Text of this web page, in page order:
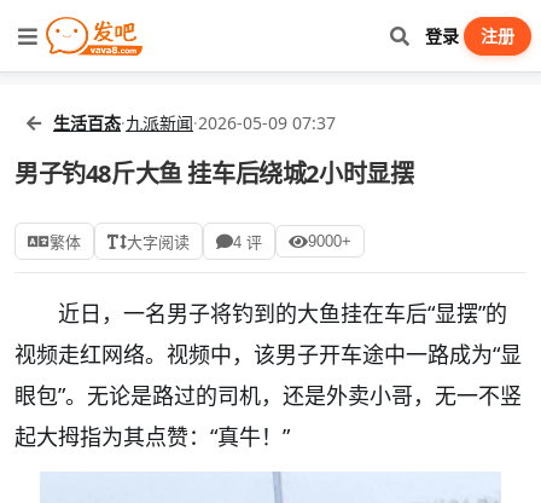
登录 注册
生活百态·九派新闻·2026-05-09 07:37
男子钓48斤大鱼 挂车后绕城2小时显摆
繁体 大字阅读 4 评 9000+
近日，一名男子将钓到的大鱼挂在车后“显摆”的
视频走红网络。视频中，该男子开车途中一路成为“显
眼包”。无论是路过的司机，还是外卖小哥，无一不竖
起大拇指为其点赞：“真牛！”